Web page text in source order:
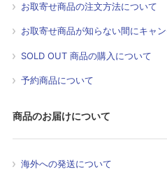
お取寄せ商品の注文方法について
お取寄せ商品が知らない間にキャ
SOLD OUT 商品の購入について
予約商品について
商品のお届けについて
海外への発送について